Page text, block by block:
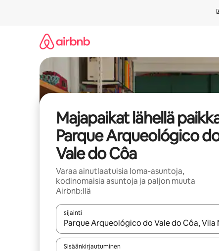
Majapaikat lähellä
Parque Arqueológico
Vale do Côa
Varaa ainutlaatuisia loma-asuntoja,
kodinomaisia asuntoja ja paljon muuta
Airbnb:llä
sijainti
Kun tulokset ovat saatavilla, navigoi ylös- ja
Sisäänkirjautuminen